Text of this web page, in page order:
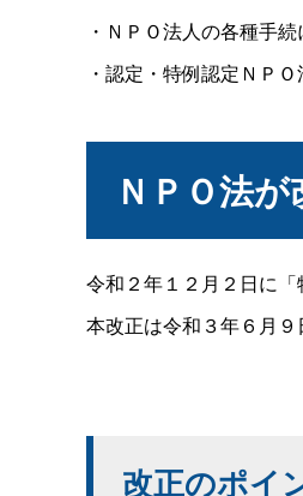
・ＮＰＯ法人の各種手
・認定・特例認定ＮＰ
ＮＰＯ法
令和２年１２月２日に
本改正は令和３年６月９
改正のポイ